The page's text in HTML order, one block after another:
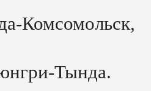
Комсомольск,
Тында.